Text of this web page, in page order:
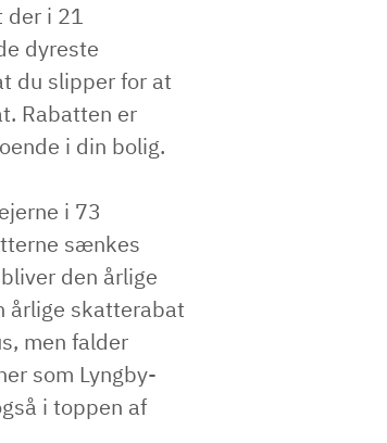
der i 21
dyreste
du slipper for at
Rabatten er
i din bolig.
i 73
sænkes
den årlige
årlige skatterabat
men falder
som Lyngby-
i toppen af